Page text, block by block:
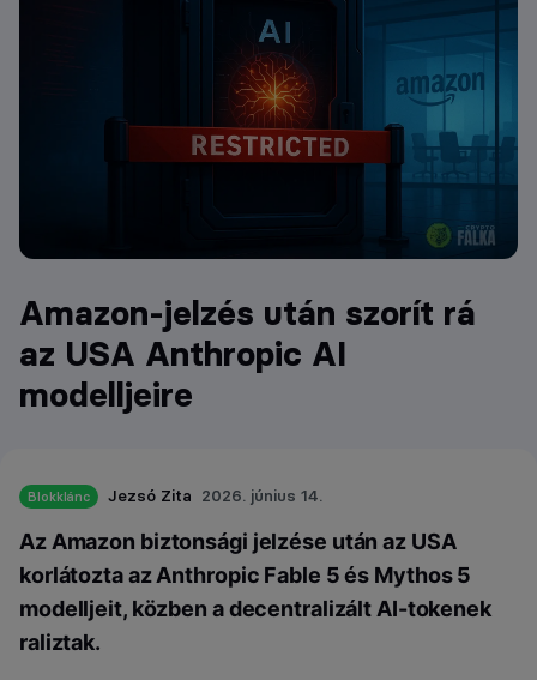
Amazon-jelzés után szorít rá
az USA Anthropic AI
modelljeire
Blokklánc Jezsó Zita 2026. június 14.
Az Amazon biztonsági jelzése után az USA
korlátozta az Anthropic Fable 5 és Mythos 5
modelljeit, közben a decentralizált AI-tokenek
raliztak.